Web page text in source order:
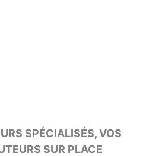
SPÉCIALISÉS, VOS
SUR PLACE